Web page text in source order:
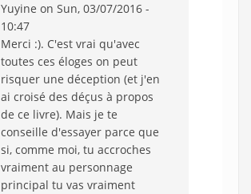
Yuyine on Sun, 03/07/2016 -
10:47
Merci :). C'est vrai qu'avec
toutes ces éloges on peut
risquer une déception (et j'en
ai croisé des déçus à propos
de ce livre). Mais je te
conseille d'essayer parce que
si, comme moi, tu accroches
vraiment au personnage
principal tu vas vraiment